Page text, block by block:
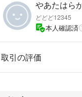
やあたはら
どどど12345
本人確認済
取引の評価